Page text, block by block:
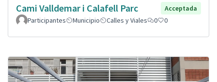
Cami Valldemar i Calafell Parc
Acceptada
Participantes
Municipio Calles y Viales 0 0